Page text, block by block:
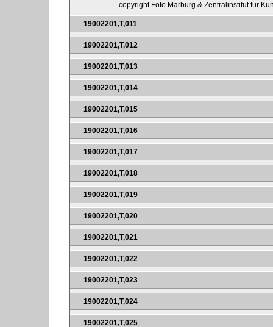
copyright Foto Marburg & Zentralinstitut für
19002201,T,011
19002201,T,012
19002201,T,013
19002201,T,014
19002201,T,015
19002201,T,016
19002201,T,017
19002201,T,018
19002201,T,019
19002201,T,020
19002201,T,021
19002201,T,022
19002201,T,023
19002201,T,024
19002201,T,025